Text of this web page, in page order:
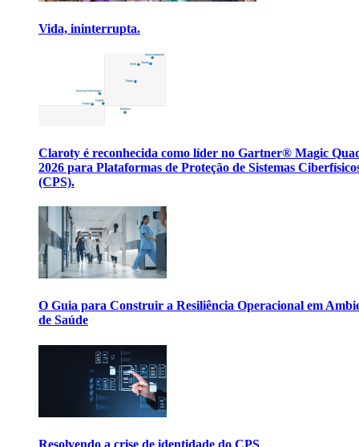
Vida, ininterrupta.
Claroty é reconhecida como líder no Gartner® Magic
2026 para Plataformas de Proteção de Sistemas
(CPS).
O Guia para Construir a Resiliência Operacional em
de Saúde
Resolvendo a crise de identidade do CPS